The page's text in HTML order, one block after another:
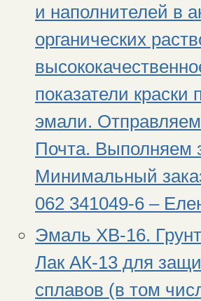
и наполнителей в
органических
показатели
эмали.
Почта. Выполняем
Минимальный
062 341049-6 –
Эмаль ХВ-16.
Лак АК-13 для
сплавов (в том